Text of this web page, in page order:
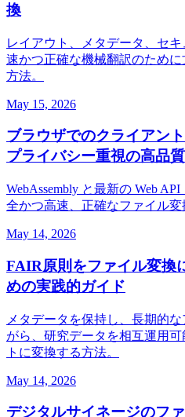
換
レイアウト、メタデータ、セ
速かつ正確な機械翻訳のため
方法。
May 15, 2026
ブラウザでのクライアン
プライバシー重視の高品
WebAssembly と最新の Web
全かつ高速、正確なファイル変
May 14, 2026
FAIR原則をファイル変換
めの実践的ガイド
メタデータを保持し、長期的
がら、研究データを相互運用
トに変換する方法。
May 14, 2026
デジタルサイネージのフ